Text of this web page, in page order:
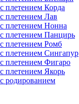
плетением Корда
плетением Лав
плетением Нонна
плетением Панцирь
плетением Ромб
плетением Сингапур
плетением Фигаро
плетением Якорь
родированием